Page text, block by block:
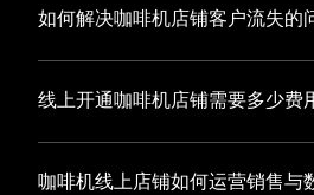
售的一体化解决方案，整合线上线下
店铺的运营效率，促进业务增长。
如何解决咖啡机店铺客户流失的
咖啡机店铺精细化运营，有赞私域运
户流失问题，通过有赞微商城、有赞
复购率，实现业绩增长！
线上开通咖啡机店铺需要多少费
选择有赞新零售，您可以开通咖啡机
于您的有赞微商城，我们为您提供有
咖啡机线上店铺如何运营销售与